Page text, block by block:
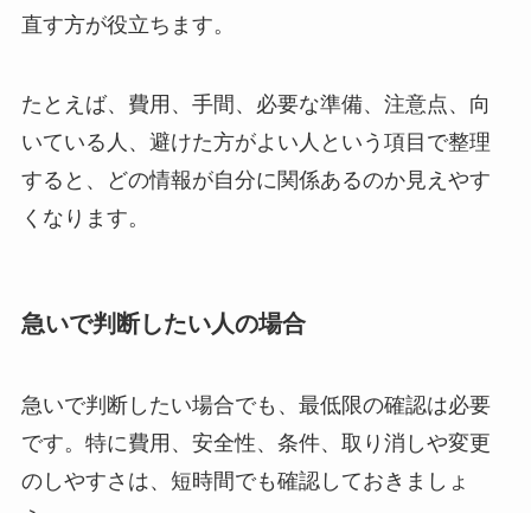
直す方が役立ちます。
たとえば、費用、手間、必要な準備、注意点、向
いている人、避けた方がよい人という項目で整理
すると、どの情報が自分に関係あるのか見えやす
くなります。
急いで判断したい人の場合
急いで判断したい場合でも、最低限の確認は必要
です。特に費用、安全性、条件、取り消しや変更
のしやすさは、短時間でも確認しておきましょ